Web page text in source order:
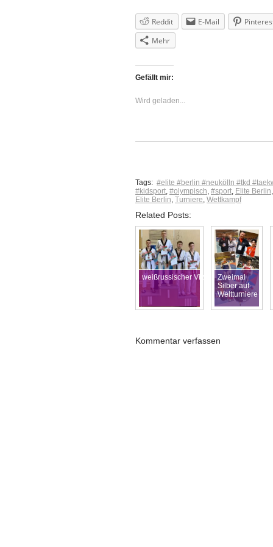
Reddit E-Mail
Mehr
Gefällt mir:
Wird geladen...
Tags: #elite #berlin #neukölln #tkd
#kidsport, #olympisch, #sport, Elite Berlin,
Elite Berlin, Turniere, Wettkampf
Related Posts:
weißrussischer Vizemeister!!
Zweimal
Silber auf
Weltturniere
erkämpft ,
Kommentar verfassen